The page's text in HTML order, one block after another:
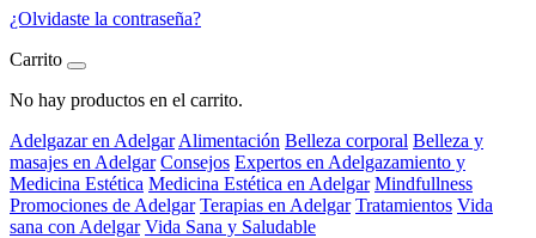
¿Olvidaste la contraseña?
Carrito
No hay productos en el carrito.
Adelgazar en Adelgar Alimentación Belleza corporal Belleza y
masajes en Adelgar Consejos Expertos en Adelgazamiento y
Medicina Estética Medicina Estética en Adelgar Mindfullness
Promociones de Adelgar Terapias en Adelgar Tratamientos Vida
sana con Adelgar Vida Sana y Saludable